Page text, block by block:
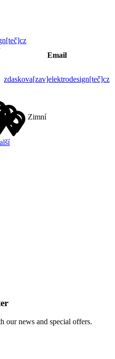
Email
zdaskova[zav]elektrodesign[teč]cz
Zimní
our news and special offers.